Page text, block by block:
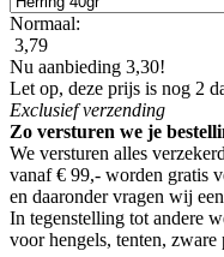
Normaal:
3,79
Nu aanbieding 3,30!
Let op, deze prijs is nog 2
Exclusiefverzending
Zo versturen we je
We versturen alles
vanaf € 99,- worden gratis
en daaronder vragen wij
In tegenstelling tot andere
voor hengels, tenten, zware